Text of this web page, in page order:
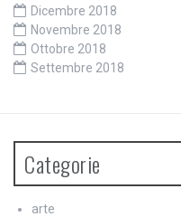
Dicembre 2018
Novembre 2018
Ottobre 2018
Settembre 2018
Categorie
arte